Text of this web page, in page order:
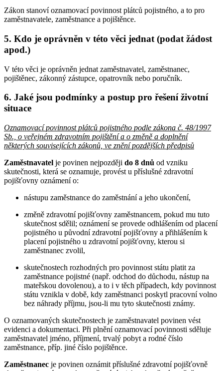
Zákon stanoví oznamovací povinnost plátců pojistného, a to pro
zaměstnavatele, zaměstnance a pojištěnce.
5. Kdo je oprávněn v této věci jednat (podat žádost
apod.)
V této věci je oprávněn jednat zaměstnavatel, zaměstnanec,
pojištěnec, zákonný zástupce, opatrovník nebo poručník.
6. Jaké jsou podmínky a postup pro řešení životní
situace
Oznamovací povinnost plátců pojistného podle zákona č. 48/1997
Sb., o veřejném zdravotním pojištění a o změně a doplnění
některých souvisejících zákonů, ve znění pozdějších předpisů
Zaměstnavatel je povinen nejpozději do 8 dnů od vzniku
skutečnosti, která se oznamuje, provést u příslušné zdravotní
pojišťovny oznámení o:
nástupu zaměstnance do zaměstnání a jeho ukončení,
změně zdravotní pojišťovny zaměstnancem, pokud mu tuto
skutečnost sdělil; oznámení se provede odhlášením od placení
pojistného u původní zdravotní pojišťovny a přihlášením k
placení pojistného u zdravotní pojišťovny, kterou si
zaměstnanec zvolil,
skutečnostech rozhodných pro povinnost státu platit za
zaměstnance pojistné (např. odchod do důchodu, nástup na
mateřskou dovolenou), a to i v těch případech, kdy povinnost
státu vznikla v době, kdy zaměstnanci poskytl pracovní volno
bez náhrady příjmu, jsou-li mu tyto skutečnosti známy.
O oznamovaných skutečnostech je zaměstnavatel povinen vést
evidenci a dokumentaci. Při plnění oznamovací povinnosti sděluje
zaměstnavatel jméno, příjmení, trvalý pobyt a rodné číslo
zaměstnance, příp. jiné číslo pojištěnce.
Zaměstnanec je povinen oznámit příslušné zdravotní pojišťovně